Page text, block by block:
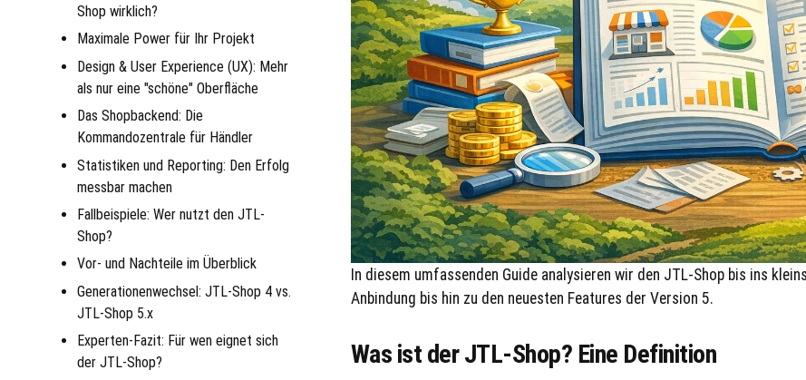
Shop wirklich?
Maximale Power für Ihr Projekt
Design & User Experience (UX): Mehr
als nur eine "schöne" Oberfläche
Das Shopbackend: Die
Kommandozentrale für Händler
Statistiken und Reporting: Den Erfolg
messbar machen
Fallbeispiele: Wer nutzt den JTL-
Shop?
Vor- und Nachteile im Überblick
Generationenwechsel: JTL-Shop 4 vs.
JTL-Shop 5.x
Experten-Fazit: Für wen eignet sich
der JTL-Shop?
In diesem umfassenden Guide analysieren wir den JTL-Shop bis ins
Anbindung bis hin zu den neuesten Features der Version 5.
Was ist der JTL-Shop? Eine Definition